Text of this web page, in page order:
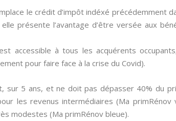
le crédit d’impôt indéxé précédemment
présente l’avantage d’être versée aux
accessible à tous les acquérents
pour faire face à la crise du Covid).
sur 5 ans, et ne doit pas dépasser 40% du
les revenus intermédiaires (Ma
modestes (Ma primRénov bleue).